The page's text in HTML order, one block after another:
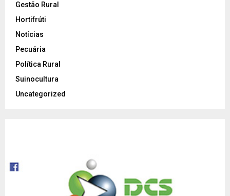
Gestão Rural
Hortifrúti
Notícias
Pecuária
Política Rural
Suinocultura
Uncategorized